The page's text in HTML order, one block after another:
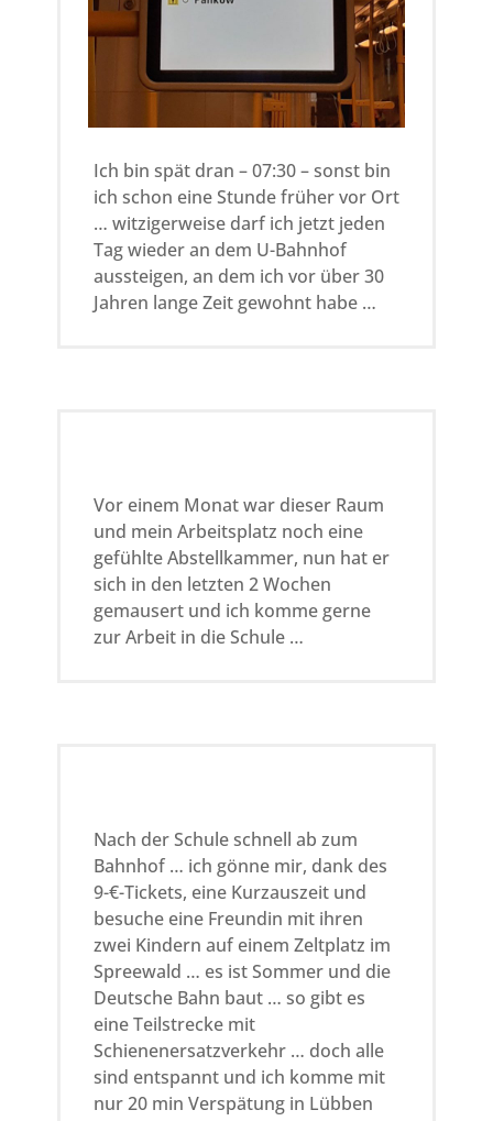
Ich bin spät dran – 07:30 – sonst bin
ich schon eine Stunde früher vor Ort
… witzigerweise darf ich jetzt jeden
Tag wieder an dem U-Bahnhof
aussteigen, an dem ich vor über 30
Jahren lange Zeit gewohnt habe …
Vor einem Monat war dieser Raum
und mein Arbeitsplatz noch eine
gefühlte Abstellkammer, nun hat er
sich in den letzten 2 Wochen
gemausert und ich komme gerne
zur Arbeit in die Schule …
Nach der Schule schnell ab zum
Bahnhof … ich gönne mir, dank des
9-€-Tickets, eine Kurzauszeit und
besuche eine Freundin mit ihren
zwei Kindern auf einem Zeltplatz im
Spreewald … es ist Sommer und die
Deutsche Bahn baut … so gibt es
eine Teilstrecke mit
Schienenersatzverkehr … doch alle
sind entspannt und ich komme mit
nur 20 min Verspätung in Lübben